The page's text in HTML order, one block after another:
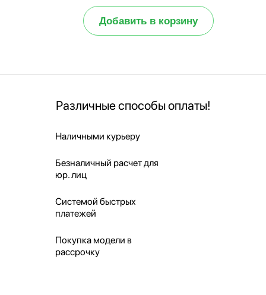
Добавить в корзину
Различные способы оплаты!
Наличными курьеру
Безналичный расчет для
юр. лиц
Системой быстрых
платежей
Покупка модели в
рассрочку